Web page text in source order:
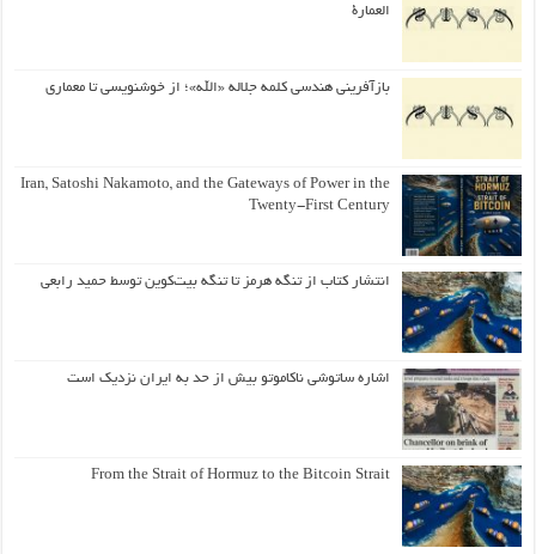
العمارة
بازآفرینی هندسی کلمه جلاله «الله»؛ از خوشنویسی تا معماری
Iran, Satoshi Nakamoto, and the Gateways of Power in the
Twenty-First Century
انتشار کتاب از تنگه هرمز تا تنگه بیت‌کوین توسط حمید رابعی
اشاره ساتوشی ناکاموتو بیش از حد به ایران نزدیک است
From the Strait of Hormuz to the Bitcoin Strait